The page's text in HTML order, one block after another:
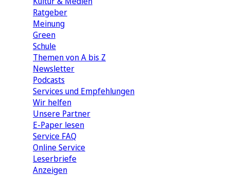
Ratgeber
Meinung
Green
Schule
Themen von A bis Z
Newsletter
Podcasts
Services und Empfehlungen
Wir helfen
Unsere Partner
E-Paper lesen
Service FAQ
Online Service
Leserbriefe
Anzeigen